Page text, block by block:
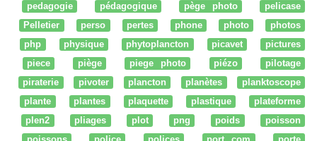
pedagogie
pédagogique pège photo
pelicase
Pelletier
perso pertes phone photo
photos
php
physique phytoplancton picavet
pictures
piece
piège piege photo piézo
pilotage
piraterie
pivoter plancton planètes
planktoscope
plante
plantes plaquette plastique
plateforme
plen2
pliages plot png poids
poisson